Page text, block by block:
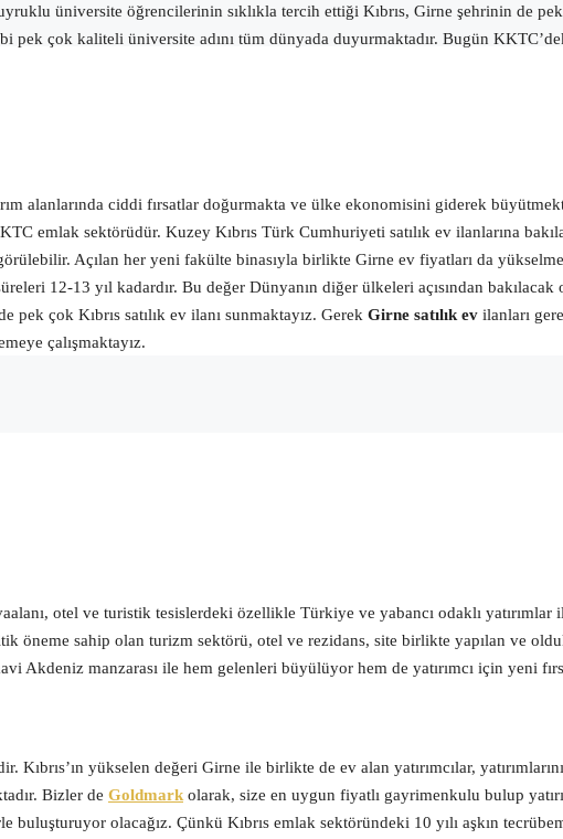
üniversite öğrencilerinin sıklıkla tercih ettiği Kıbrıs, Girne şehrinin de
pek çok kaliteli üniversite adını tüm dünyada duyurmaktadır. Bugün
alanlarında ciddi fırsatlar doğurmakta ve ülke ekonomisini giderek
emlak sektörüdür. Kuzey Kıbrıs Türk Cumhuriyeti satılık ev ilanlarına
Açılan her yeni fakülte binasıyla birlikte Girne ev fiyatları da
12-13 yıl kadardır. Bu değer Dünyanın diğer ülkeleri açısından bakılacak
pek çok Kıbrıs satılık ev ilanı sunmaktayız. Gerek Girne satılık ev ilanları
çalışmaktayız.
otel ve turistik tesislerdeki özellikle Türkiye ve yabancı odaklı
öneme sahip olan turizm sektörü, otel ve rezidans, site birlikte yapılan ve
manzarası ile hem gelenleri büyülüyor hem de yatırımcı için yeni
yükselen değeri Girne ile birlikte de ev alan yatırımcılar,
Bizler de Goldmark olarak, size en uygun fiyatlı gayrimenkulu bulup
olacağız. Çünkü Kıbrıs emlak sektöründeki 10 yılı aşkın